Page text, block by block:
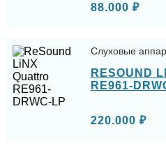
88.000 ₽
Слуховые
RESOUND
RE961-
220.000 ₽